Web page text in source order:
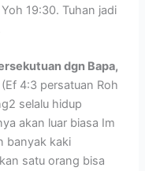
19:30. Tuhan jadi
dgn Bapa,
4:3 persatuan Roh
selalu hidup
akan luar biasa Im
banyak kaki
satu orang bisa